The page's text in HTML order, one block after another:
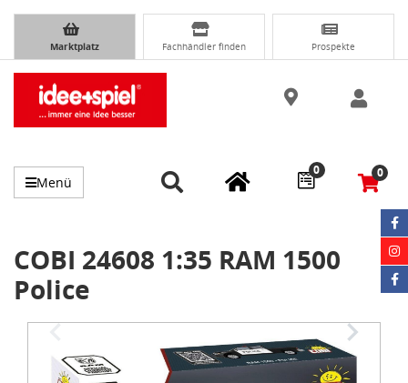
Marktplatz Fachhändler finden Prospekte
Menü
0 0
COBI 24608 1:35 RAM 1500
Police